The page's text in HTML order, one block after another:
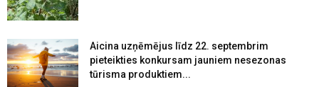
Aicina uzņēmējus līdz 22. septembrim
pieteikties konkursam jauniem nesezonas
tūrisma produktiem...